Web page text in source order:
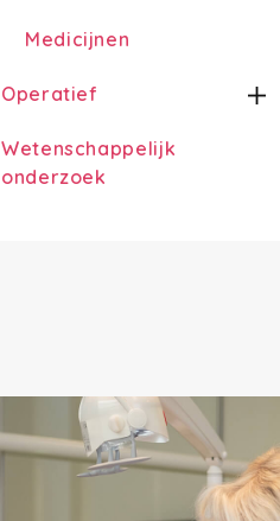
Medicijnen
Operatief
Wetenschappelijk
onderzoek